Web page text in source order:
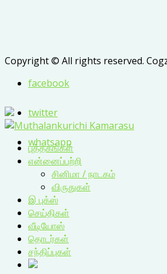
Copyright © All rights reserved.
facebook
twitter
whatsapp
புத்தகங்கள்
என்னைப்பற்றி
சினிமா / நாடகம்
விருதுகள்
இ புக்ஸ்
செய்திகள்
வீடியோஸ்
தொடர்கள்
சந்திப்புகள்